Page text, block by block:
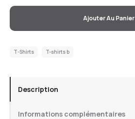
Ajouter Au Panier
T-Shirts T-shirts b
Description
Informations complémentaires